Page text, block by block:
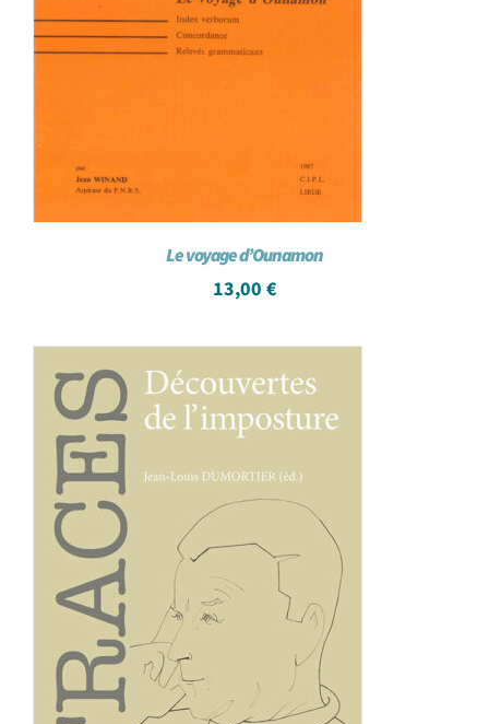
Le voyage d’Ounamon
13,00 €